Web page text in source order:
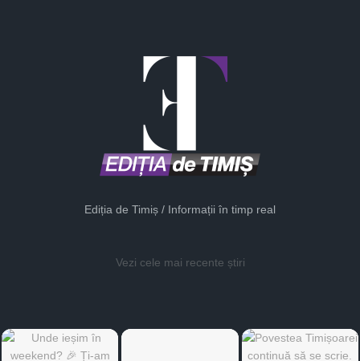
Ediția de Timiș / Informații în timp real
Vezi cele mai recente știri